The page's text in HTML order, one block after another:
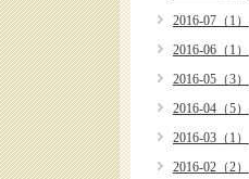
2016-07（1）
2016-06（1）
2016-05（3）
2016-04（5）
2016-03（1）
2016-02（2）